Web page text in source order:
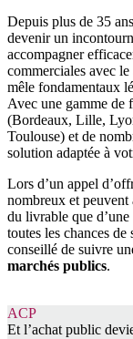
Depuis plus de 35
devenir un
accompagner
commerciales avec
mêle fondamentaux
Avec une gamme de
(Bordeaux, Lille,
Toulouse) et de
solution adaptée à
Lors d’un appel
nombreux et peuvent
du livrable que
toutes les chances
conseillé de suivre
marchés publics.
ACP
Et l’achat public